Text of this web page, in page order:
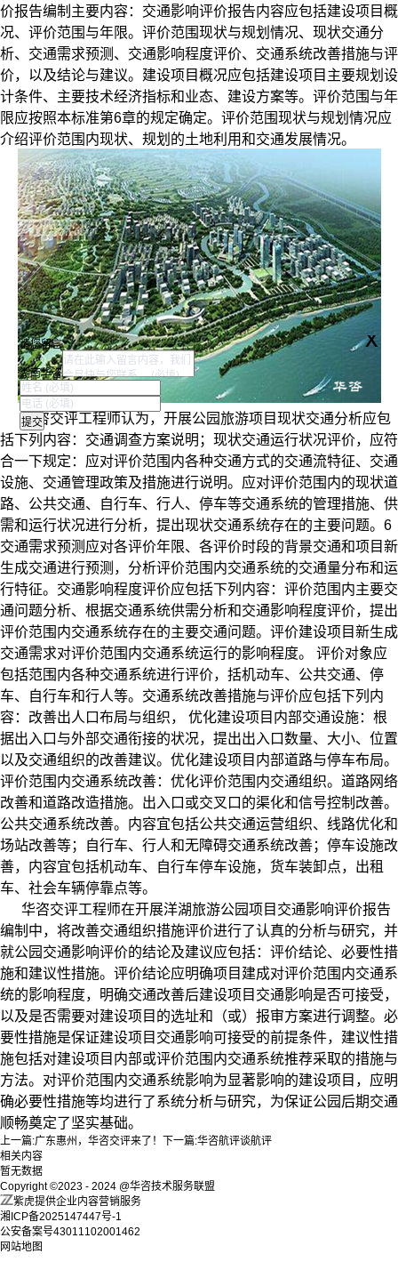
价报告编制主要内容： 交通影响评价报告内容应包括建设项目概
况、评价范围与年限。评价范围现状与规划情况、现状交通分
析、交通需求预测、交通影响程度评价、交通系统改善措施与评
价，以及结论与建议。 建设项目概况应包括建设项目主要规划设
计条件、主要技术经济指标和业态、建设方案等。 评价范围与年
限应按照本标准第6章的规定确定。 评价范围现状与规划情况应
介绍评价范围内现状、规划的土地利用和交通发展情况。
华咨交评工程师认为，开展公园旅游项目现状交通分析应包
括下列内容： 交通调查方案说明； 现状交通运行状况评价，应符
合一下规定： 应对评价范围内各种交通方式的交通流特征、交通
设施、交通管理政策及措施进行说明。 应对评价范围内的现状道
路、公共交通、自行车、行人、停车等交通系统的管理措施、供
需和运行状况进行分析，提出现状交通系统存在的主要问题。 6
交通需求预测应对各评价年限、各评价时段的背景交通和项目新
生成交通进行预测，分析评价范围内交通系统的交通量分布和运
行特征。 交通影响程度评价应包括下列内容： 评价范围内主要交
通问题分析、根据交通系统供需分析和交通影响程度评价，提出
评价范围内交通系统存在的主要交通问题。 评价建设项目新生成
交通需求对评价范围内交通系统运行的影响程度。 评价对象应
包括范围内各种交通系统进行评价，括机动车、公共交通、停
车、自行车和行人等。 交通系统改善措施与评价应包括下列内
容： 改善出人口布局与组织， 优化建设项目内部交通设施： 根
据出入口与外部交通衔接的状况，提出出入口数量、大小、位置
以及交通组织的改善建议。 优化建设项目内部道路与停车布局。
评价范围内交通系统改善： 优化评价范围内交通组织。 道路网络
改善和道路改造措施。 出入口或交叉口的渠化和信号控制改善。
公共交通系统改善。内容宜包括公共交通运营组织、线路优化和
场站改善等；
自行车、行人和无障碍交通系统改善； 停车设施改
善，内容宜包括机动车、自行车停车设施，货车装卸点，出租
车、社会车辆停靠点等。
华咨交评工程师在开展洋湖旅游公园项目交通影响评价报告
编制中，将改善交通组织措施评价进行了认真的分析与研究，并
就公园 交通影响评价的结论及建议应包括：评价结论、必要性措
施和建议性措施。 评价结论应明确项目建成对评价范围内交通系
统的影响程度，明确交通改善后建设项目交通影响是否可接受，
以及是否需要对建设项目的选址和（或）报审方案进行调整。 必
要性措施是保证建设项目交通影响可接受的前提条件，建议性措
施包括对建设项目内部或评价范围内交通系统推荐采取的措施与
方法。对评价范围内交通系统影响为显著影响的建设项目，应明
确必要性措施等均进行了系统分析与研究，为保证公园后期交通
顺畅奠定了坚实基础。
上一篇:广东惠州，华咨交评来了！ 下一篇:华咨航评谈航评
相关内容
暂无数据
Copyright ©2023 - 2024 @华咨技术服务联盟
紫虎提供企业内容营销服务
湘ICP备2025147447号-1
公安备案号43011102001462
网站地图
请您留言 x
湖南华咨